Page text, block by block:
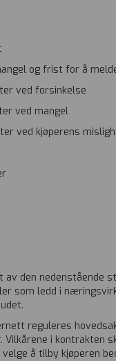
og frist for å
ved forsinkelse
ved mangel
ved kjøperens
av den nedenstående
som ledd i
reguleres
Vilkårene i kontrakten
velge å tilby kjøperen